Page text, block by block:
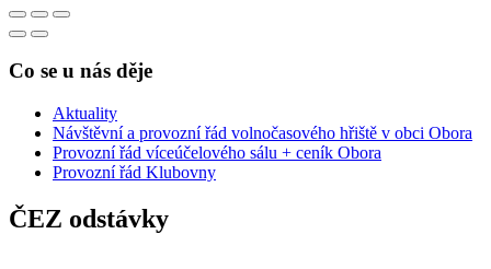
Co se u nás děje
Aktuality
Návštěvní a provozní řád volnočasového hřiště v obci Obora
Provozní řád víceúčelového sálu + ceník Obora
Provozní řád Klubovny
ČEZ odstávky